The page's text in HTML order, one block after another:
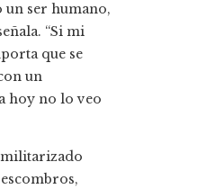
un ser humano,
“Si mi
que se
un
hoy no lo veo
militarizado